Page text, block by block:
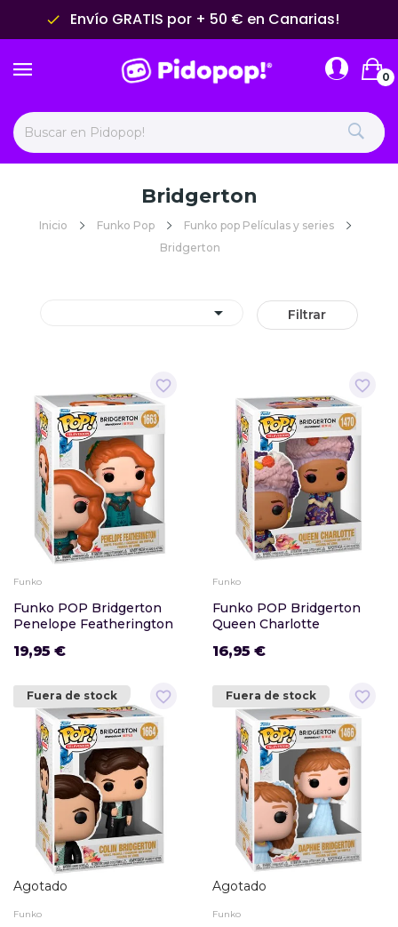
done Envío GRATIS por + 50 € en Canarias!
0
Bridgerton
Inicio Funko Pop
Funko pop Películas y series
Bridgerton
 Filtrar
favorite_border
Funko
Funko POP Bridgerton
Penelope Featherington
19,95 €
favorite_border
Funko
Funko POP Bridgerton
Queen Charlotte
16,95 €
favorite_border
Fuera de stock
Agotado
Funko
favorite_border
Fuera de stock
Agotado
Funko